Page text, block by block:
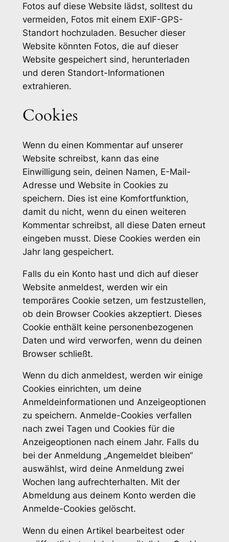
Fotos auf diese Website lädst, solltest du
vermeiden, Fotos mit einem EXIF-GPS-
Standort hochzuladen. Besucher dieser
Website könnten Fotos, die auf dieser
Website gespeichert sind, herunterladen
und deren Standort-Informationen
extrahieren.
Cookies
Wenn du einen Kommentar auf unserer
Website schreibst, kann das eine
Einwilligung sein, deinen Namen, E-Mail-
Adresse und Website in Cookies zu
speichern. Dies ist eine Komfortfunktion,
damit du nicht, wenn du einen weiteren
Kommentar schreibst, all diese Daten erneut
eingeben musst. Diese Cookies werden ein
Jahr lang gespeichert.
Falls du ein Konto hast und dich auf dieser
Website anmeldest, werden wir ein
temporäres Cookie setzen, um festzustellen,
ob dein Browser Cookies akzeptiert. Dieses
Cookie enthält keine personenbezogenen
Daten und wird verworfen, wenn du deinen
Browser schließt.
Wenn du dich anmeldest, werden wir einige
Cookies einrichten, um deine
Anmeldeinformationen und Anzeigeoptionen
zu speichern. Anmelde-Cookies verfallen
nach zwei Tagen und Cookies für die
Anzeigeoptionen nach einem Jahr. Falls du
bei der Anmeldung „Angemeldet bleiben“
auswählst, wird deine Anmeldung zwei
Wochen lang aufrechterhalten. Mit der
Abmeldung aus deinem Konto werden die
Anmelde-Cookies gelöscht.
Wenn du einen Artikel bearbeitest oder